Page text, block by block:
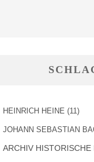
HEINRICH HEINE (11)
JOHANN SEBASTIAN
ARCHIV